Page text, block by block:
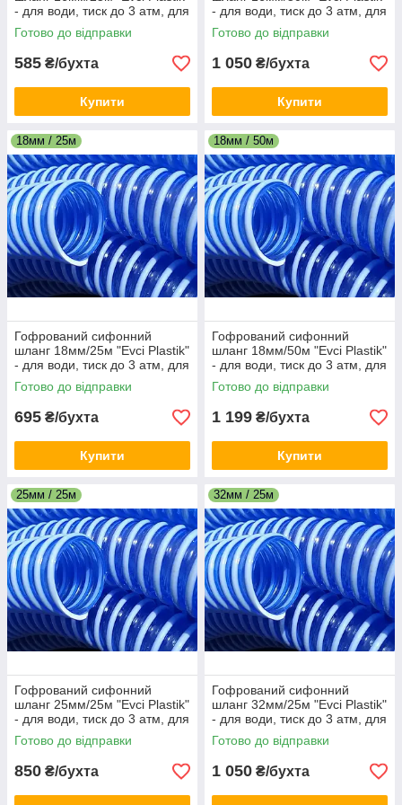
обслуговування систем поливу
🏭 Виробництво й будівництво: відкачування, перекачування,
🚰 Насосне обладнання: всмоктувальні лінії, подача під
тиском, з’єднання вузлів
📌 Як обрати потрібний шланг
Визначте режим:
напір / сифон / вакуум
(всмоктування)
Підберітьдіаметрпід вашу систему та
продуктивність
Уточніть середовище: вода/повітря/технічна рідина і
температурні умови
Перевірте сумісність із насосом, фітингами та
хомутами
- для води, тиск до 3 атм, для
зливу та перекачування
Готово до відправки
585 ₴/бухта
Купити
- для води, тиск до 3 атм, для
зливу та перекачування
Готово до відправки
1 050 ₴/бухта
Купити
18мм / 25м
Гофрований сифонний
шланг 18мм/25м "Evci Plastik"
- для води, тиск до 3 атм, для
зливу та перекачування
Готово до відправки
695 ₴/бухта
Купити
18мм / 50м
Гофрований сифонний
шланг 18мм/50м "Evci Plastik"
- для води, тиск до 3 атм, для
зливу та перекачування
Готово до відправки
1 199 ₴/бухта
Купити
25мм / 25м
Гофрований сифонний
шланг 25мм/25м "Evci Plastik"
- для води, тиск до 3 атм, для
зливу та перекачування
Готово до відправки
850 ₴/бухта
32мм / 25м
Гофрований сифонний
шланг 32мм/25м "Evci Plastik"
- для води, тиск до 3 атм, для
зливу та перекачування
Готово до відправки
1 050 ₴/бухта